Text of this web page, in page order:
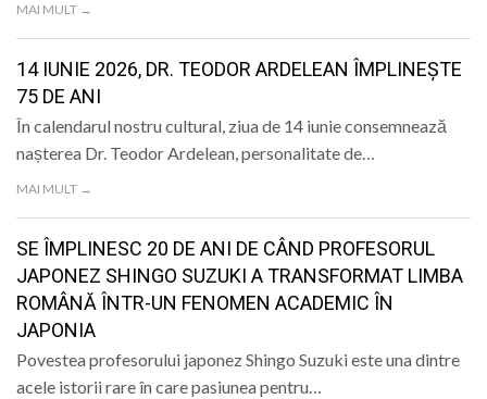
MAI MULT →
14 IUNIE 2026, DR. TEODOR ARDELEAN ÎMPLINEȘTE
75 DE ANI
În calendarul nostru cultural, ziua de 14 iunie consemnează
nașterea Dr. Teodor Ardelean, personalitate de…
MAI MULT →
SE ÎMPLINESC 20 DE ANI DE CÂND PROFESORUL
JAPONEZ SHINGO SUZUKI A TRANSFORMAT LIMBA
ROMÂNĂ ÎNTR-UN FENOMEN ACADEMIC ÎN
JAPONIA
Povestea profesorului japonez Shingo Suzuki este una dintre
acele istorii rare în care pasiunea pentru…